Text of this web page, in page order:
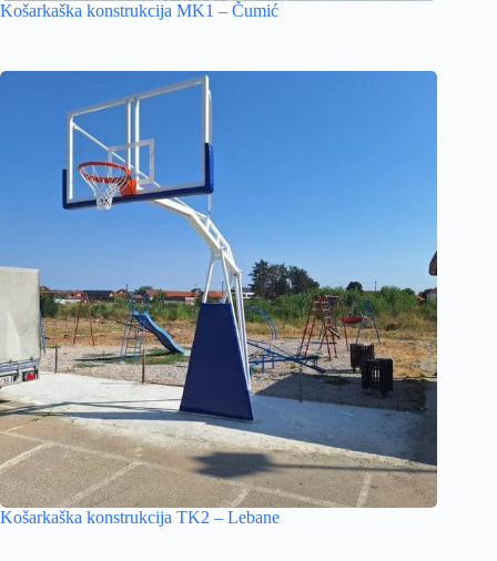
Košarkaška konstrukcija MK1 – Čumić
Košarkaška konstrukcija TK2 – Lebane